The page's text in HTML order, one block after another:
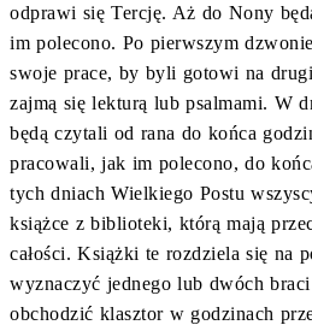
odprawi się Tercję. Aż do Nony
im polecono. Po pierwszym
swoje prace, by byli gotowi na
zajmą się lekturą lub psalmami. W
będą czytali od rana do końca
pracowali, jak im polecono, do
tych dniach Wielkiego Postu
książce z biblioteki, którą mają
całości. Książki te rozdziela się na
wyznaczyć jednego lub dwóch
obchodzić klasztor w godzinach